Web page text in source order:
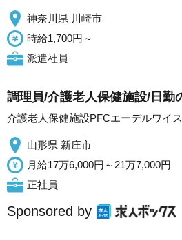
神奈川県 川崎市
時給1,700円～
派遣社員
調理員/介護老人保健施設/日勤
介護老人保健施設PFCエーデルワイス
山形県 新庄市
月給17万6,000円～21万7,000円
正社員
Sponsored by